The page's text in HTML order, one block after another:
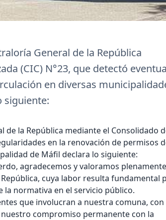
General de la República
(CIC) N°23, que detectó
en diversas
siguiente:
la República mediante el Consolidado
en la renovación de permisos
de Máfil declara lo siguiente:
agradecemos y valoramos
cuya labor resulta fundamental
normativa en el servicio público.
que involucran a nuestra comuna, con
compromiso permanente con la